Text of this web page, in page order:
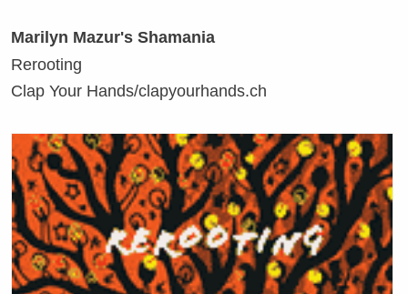
Marilyn Mazur's Shamania
Rerooting
Clap Your Hands/clapyourhands.ch